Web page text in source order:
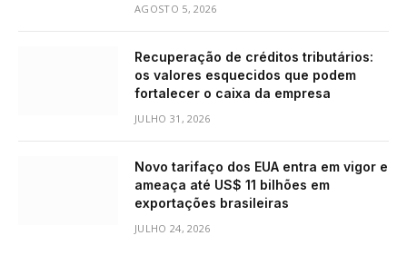
AGOSTO 5, 2026
Recuperação de créditos tributários:
os valores esquecidos que podem
fortalecer o caixa da empresa
JULHO 31, 2026
Novo tarifaço dos EUA entra em vigor e
ameaça até US$ 11 bilhões em
exportações brasileiras
JULHO 24, 2026